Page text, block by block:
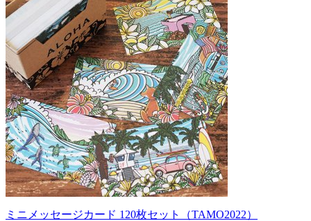
ミニメッセージカード 120枚セット（TAMO2022）